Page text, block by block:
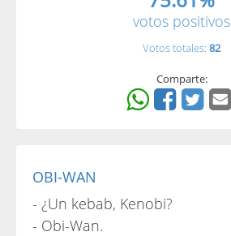
votos positivos
Votos totales: 82
Comparte:
OBI-WAN
- ¿Un kebab, Kenobi?
- Obi-Wan.